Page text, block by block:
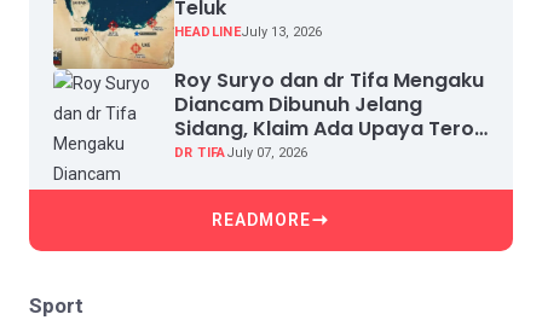
Teluk
HEADLINEJuly 13, 2026
Roy Suryo dan dr Tifa Mengaku
Diancam Dibunuh Jelang
Sidang, Klaim Ada Upaya Teror
dan Intimidasi
DR TIFAJuly 07, 2026
READMORE
Sport